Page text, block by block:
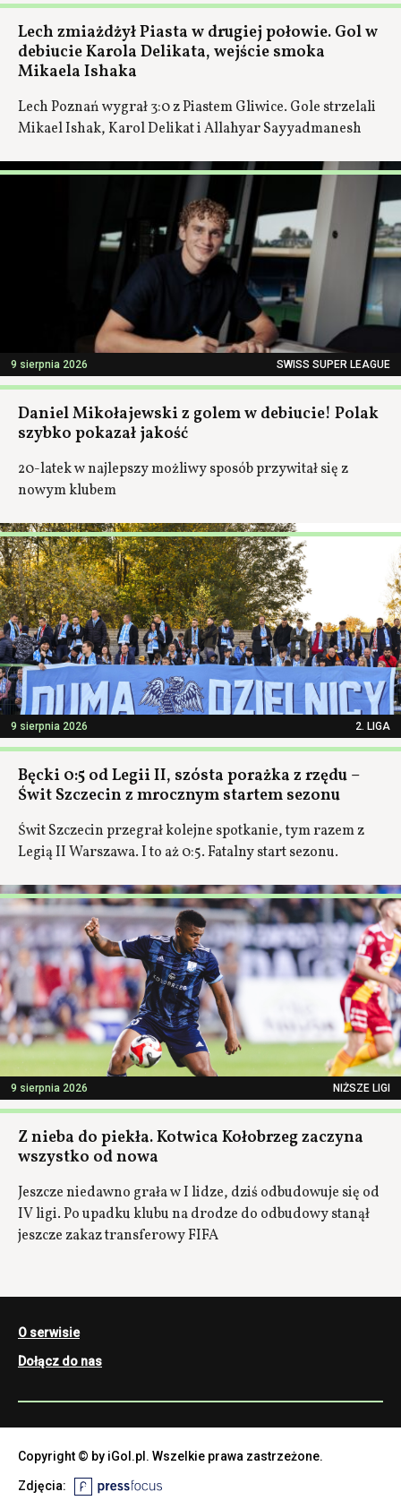
Lech zmiażdżył Piasta w drugiej połowie. Gol w
debiucie Karola Delikata, wejście smoka
Mikaela Ishaka
Lech Poznań wygrał 3:0 z Piastem Gliwice. Gole strzelali
Mikael Ishak, Karol Delikat i Allahyar Sayyadmanesh
9 sierpnia 2026 SWISS SUPER LEAGUE
Daniel Mikołajewski z golem w debiucie! Polak
szybko pokazał jakość
20-latek w najlepszy możliwy sposób przywitał się z
nowym klubem
9 sierpnia 2026 2. LIGA
Bęcki 0:5 od Legii II, szósta porażka z rzędu –
Świt Szczecin z mrocznym startem sezonu
Świt Szczecin przegrał kolejne spotkanie, tym razem z
Legią II Warszawa. I to aż 0:5. Fatalny start sezonu.
9 sierpnia 2026 NIŻSZE LIGI
Z nieba do piekła. Kotwica Kołobrzeg zaczyna
wszystko od nowa
Jeszcze niedawno grała w I lidze, dziś odbudowuje się od
IV ligi. Po upadku klubu na drodze do odbudowy stanął
jeszcze zakaz transferowy FIFA
O serwisie
Dołącz do nas
Copyright © by iGol.pl. Wszelkie prawa zastrzeżone.
Zdjęcia: